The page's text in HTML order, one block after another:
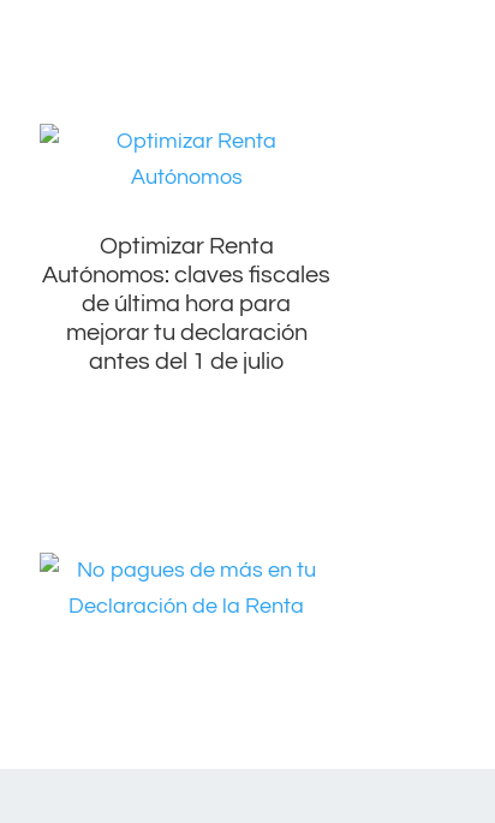
Optimizar Renta
Autónomos: claves fiscales
de última hora para
mejorar tu declaración
antes del 1 de julio